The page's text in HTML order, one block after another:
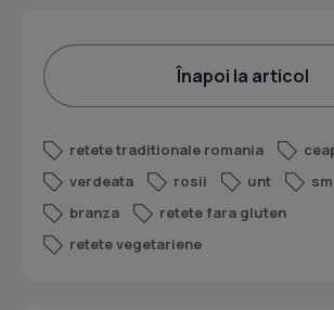
Înapoi la articol
retete traditionale romania
verdeata
rosii unt
branza
retete fara gluten
retete vegetariene